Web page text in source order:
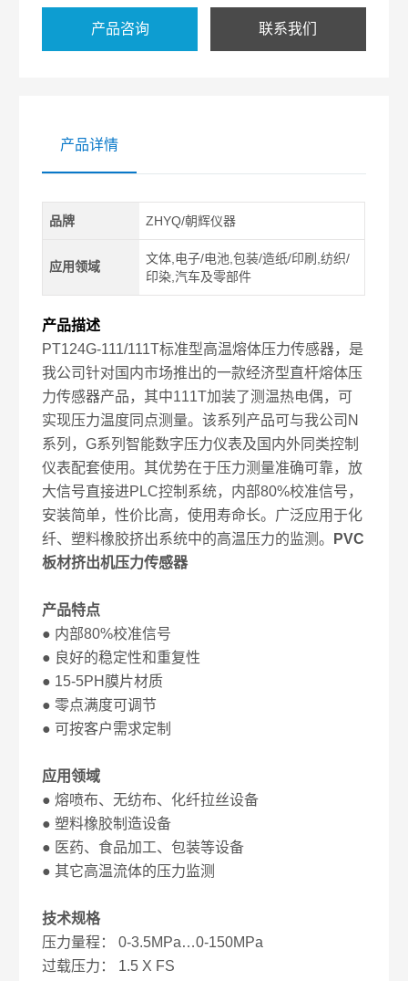
产品咨询 联系我们
产品详情
品牌 ZHYQ/朝辉仪器
应用领域
文体,电子/电池,包装/造纸/印刷,纺织/
印染,汽车及零部件
产品描述
PT124G-111/111T标准型高温熔体压力传感器，是
我公司针对国内市场推出的一款经济型直杆熔体压
力传感器产品，其中111T加装了测温热电偶，可
实现压力温度同点测量。该系列产品可与我公司N
系列，G系列智能数字压力仪表及国内外同类控制
仪表配套使用。其优势在于压力测量准确可靠，放
大信号直接进PLC控制系统，内部80%校准信号，
安装简单，性价比高，使用寿命长。广泛应用于化
纤、塑料橡胶挤出系统中的高温压力的监测。
PVC
板材挤出机压力传感器
产品特点
● 内部80%校准信号
● 良好的稳定性和重复性
● 15-5PH膜片材质
● 零点满度可调节
● 可按客户需求定制
应用领域
● 熔喷布、无纺布、化纤拉丝设备
● 塑料橡胶制造设备
● 医药、食品加工、包装等设备
● 其它高温流体的压力监测
技术规格
压力量程： 0-3.5MPa…0-150MPa
过载压力： 1.5 X FS